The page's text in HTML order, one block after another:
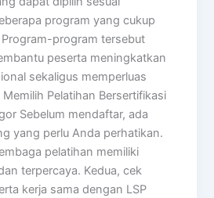
program yang cukup
program tersebut
peserta meningkatkan
sekaligus memperluas
Pelatihan Bersertifikasi
Sebelum mendaftar, ada
yang perlu Anda perhatikan.
pelatihan memiliki
terpercaya. Kedua, cek
kerja sama dengan LSP